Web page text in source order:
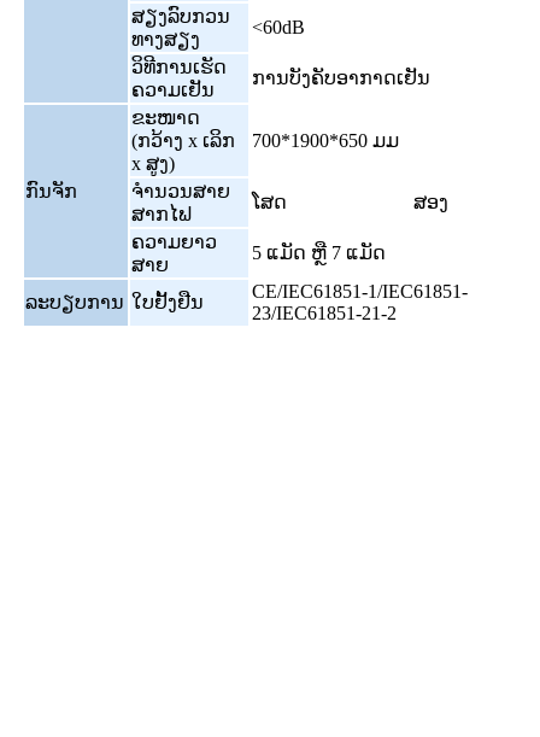
ສຽງລົບກວນ
ທາງສຽງ
<60dB
ວິທີການເຮັດ
ຄວາມເຢັນ
ການບັງຄັບອາກາດເຢັນ
ກົນຈັກ
ຂະໜາດ
(ກວ້າງ x ເລິກ
x ສູງ)
700*1900*650 ມມ
ຈຳນວນສາຍ
ສາກໄຟ
ໂສດ
ສອງ
ຄວາມຍາວ
ສາຍ
5 ແມັດ ຫຼື 7 ແມັດ
ລະບຽບການ ໃບຢັ້ງຢືນ
CE/IEC61851-1/IEC61851-
23/IEC61851-21-2